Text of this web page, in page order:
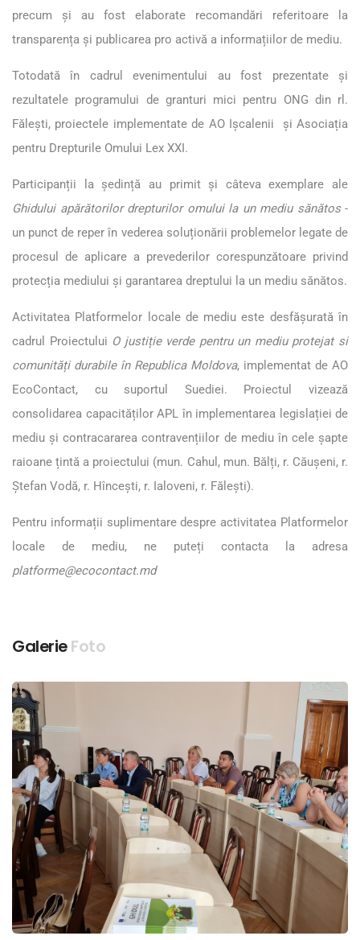
precum și au fost elaborate recomandări referitoare la
transparența și publicarea pro activă a informațiilor de mediu.
Totodată în cadrul evenimentului au fost prezentate și
rezultatele programului de granturi mici pentru ONG din rl.
Fălești, proiectele implementate de AO Ișcalenii și Asociația
pentru Drepturile Omului Lex XXI.
Participanții la ședință au primit și câteva exemplare ale
Ghidului apărătorilor drepturilor omului la un mediu sănătos-
un punct de reper în vederea soluționării problemelor legate de
procesul de aplicare a prevederilor corespunzătoare privind
protecția mediului și garantarea dreptului la un mediu sănătos.
Activitatea Platformelor locale de mediu este desfășurată în
cadrul Proiectului O justiție verde pentru un mediu protejat si
comunități durabile în Republica Moldova, implementat de AO
EcoContact, cu suportul Suediei. Proiectul vizează
consolidarea capacităților APL în implementarea legislației de
mediu și contracararea contravențiilor de mediu în cele șapte
raioane țintă a proiectului (mun. Cahul, mun. Bălți, r. Căușeni, r.
Ștefan Vodă, r. Hîncești, r. Ialoveni, r. Fălești).
Pentru informații suplimentare despre activitatea Platformelor
locale de mediu, ne puteți contacta la adresa
platforme@ecocontact.md
GalerieFoto